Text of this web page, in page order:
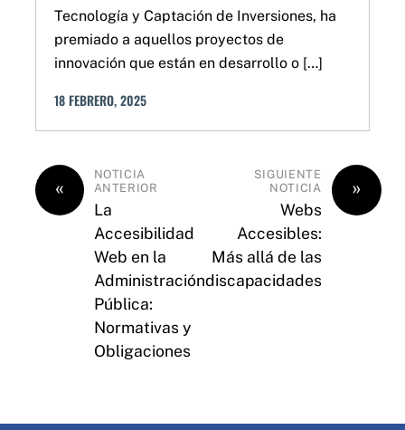
Tecnología y Captación de Inversiones, ha
premiado a aquellos proyectos de
innovación que están en desarrollo o […]
18 FEBRERO,2025
«
NOTICIA
ANTERIOR
La
Accesibilidad
Web en la
Administración
Pública:
Normativas y
Obligaciones
»
SIGUIENTE
NOTICIA
Webs
Accesibles:
Más allá de las
discapacidades